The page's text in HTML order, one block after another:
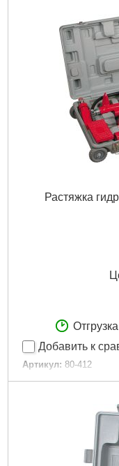
Габариты упаковки:
Вес брутто: 28,000 г
Растяжка
Добавить к
Артикул: 80-412
Код товара: 10.43.51
цилиндрический
пластина, 90° V-
пята, плунжерная
колпачок,